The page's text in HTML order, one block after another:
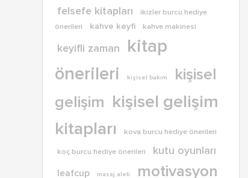
felsefe kitapları
ikizler burcu hediye
önerileri
kahve keyfi kahve makinesi
keyifli zaman
kitap
önerileri
kişisel bakım
kişisel
gelişim
kişisel gelişim
kitapları
kova burcu hediye önerileri
koç burcu hediye önerileri kutu oyunları
leafcup masaj aleti motivasyon